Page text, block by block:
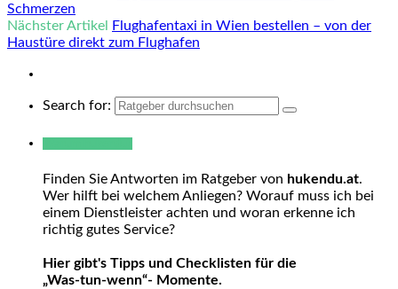
Schmerzen
Nächster Artikel
Flughafentaxi in Wien bestellen – von der
Haustüre direkt zum Flughafen
Search for:
Finden Sie Antworten im Ratgeber von hukendu.at.
Wer hilft bei welchem Anliegen? Worauf muss ich bei
einem Dienstleister achten und woran erkenne ich
richtig gutes Service?
Hier gibt's Tipps und Checklisten für die
„Was-tun-wenn“- Momente.